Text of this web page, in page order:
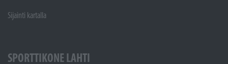
Sijainti kartalla
SPORTTIKONE LAHTI